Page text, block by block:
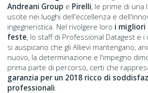
Andreani Group e Pirelli, le prime di una
uscite nei luoghi dell'eccellenza e
ingegneristica. Nel rivolgere loro i migliori
feste, lo staff di Professional Datagest e
si auspicano che gli Allievi mantengano,
nuovo, la determinazione e l'impegno
prima parte di percorso, certi che
garanzia per un 2018 ricco di
professionali.